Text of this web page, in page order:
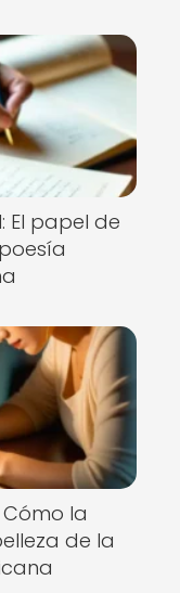
El papel de
la
de la